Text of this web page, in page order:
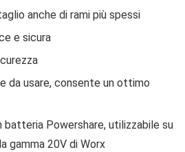
anche di rami più spessi
e sicura
da usare, consente un ottimo
batteria Powershare, utilizzabile su
gamma 20V di Worx